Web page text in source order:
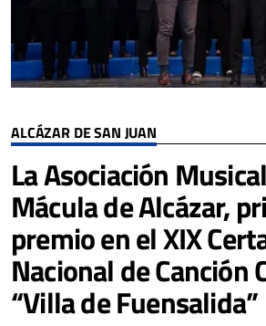
ALCÁZAR DE SAN JUAN
La Asociación
Mácula de Alcázar,
premio en el XIX
Nacional de Canción
“Villa de Fuensalida”